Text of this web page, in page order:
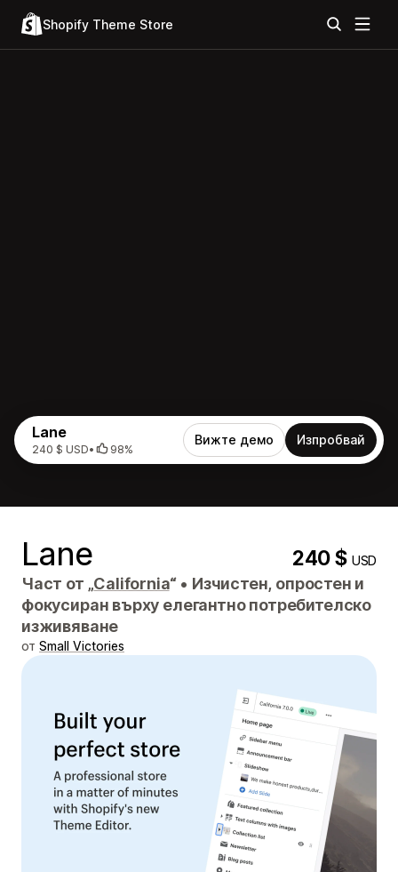
Shopify Theme Store
Lane
240 $ USD• 98%
Вижте демо Изпробвай
Lane 240 $USD
Част от „California“ • Изчистен, опростен и
фокусиран върху елегантно потребителско
изживяване
от Small Victories